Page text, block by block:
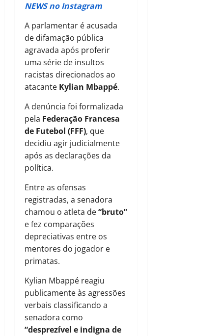
NEWS no Instagram
A parlamentar é acusada
de difamação pública
agravada após proferir
uma série de insultos
racistas direcionados ao
atacante Kylian Mbappé.
A denúncia foi formalizada
pela Federação Francesa
de Futebol (FFF), que
decidiu agir judicialmente
após as declarações da
política.
Entre as ofensas
registradas, a senadora
chamou o atleta de“bruto”
e fez comparações
depreciativas entre os
mentores do jogador e
primatas.
Kylian Mbappé reagiu
publicamente às agressões
verbais classificando a
senadora como
“desprezível e indigna de